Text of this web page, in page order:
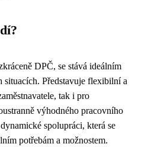
DPČ, se stává ideálním
situacích. Představuje flexibilní a
tak i pro
výhodného pracovního
spolupráci, která se
potřebám a možnostem.